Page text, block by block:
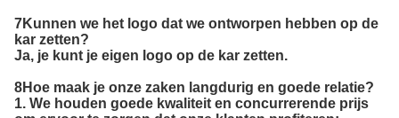
7Kunnen we het logo dat we ontworpen hebben op de
kar zetten?
Ja, je kunt je eigen logo op de kar zetten.
8Hoe maak je onze zaken langdurig en goede relatie?
1. We houden goede kwaliteit en concurrerende prijs